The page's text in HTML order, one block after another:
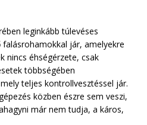
leginkább túlevéses
jár, amelyekre
nincs éhségérzete, csak
többségében
teljes kontrollvesztéssel jár.
közben észre sem veszi,
már nem tudja, a káros,